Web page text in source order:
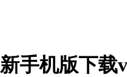
手机版下载